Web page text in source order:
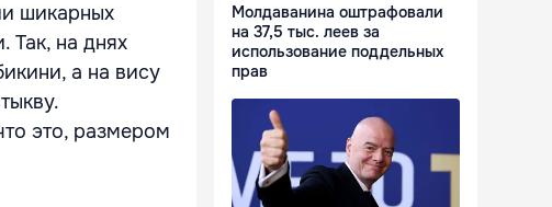
шикарных
Так, на днях
а на вису
это, размером
Молдаванина оштрафовали
на 37,5 тыс. леев за
использование поддельных
прав